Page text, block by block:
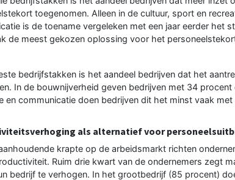
toegenomen. Alleen in de cultuur, sport en
is de toename vergeleken met een jaar eerder het
de meest gekozen oplossing voor het
bedrijfstakken is het aandeel bedrijven dat het
In de bouwnijverheid geven bedrijven met 34
en communicatie doen bedrijven dit het minst vaak met
als alternatief voor
krapte op de arbeidsmarkt richten
Ruim drie kwart van de ondernemers zegt
bedrijf te verhogen. In het grootbedrijf (85 procent)